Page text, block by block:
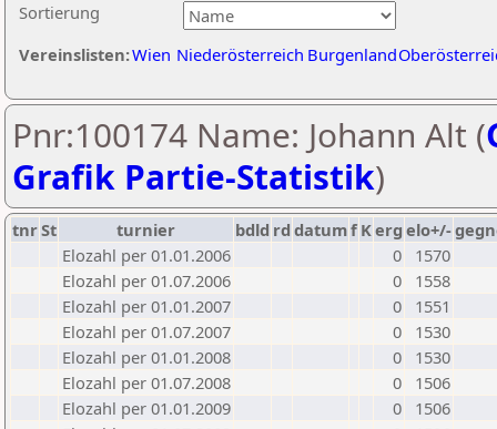
Sortierung
Vereinslisten:Wien Niederösterreich Burgenland
Pnr:100174 Name: Johann Alt (
Grafik Partie-Statistik)
tnrSt turnier bdld rd datumf Kerg elo+/-
Elozahl per 01.01.2006
0
1570
Elozahl per 01.07.2006
0
1558
Elozahl per 01.01.2007
0
1551
Elozahl per 01.07.2007
0
1530
Elozahl per 01.01.2008
0
1530
Elozahl per 01.07.2008
0
1506
Elozahl per 01.01.2009
0
1506